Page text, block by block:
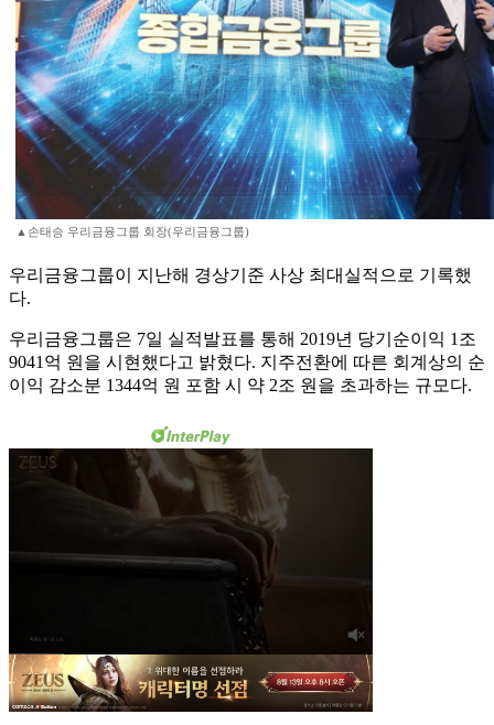
▲손태승 우리금융그룹 회장(우리금융그룹)
우리금융그룹이 지난해 경상기준 사상 최대실적으로 기록했
다.
우리금융그룹은 7일 실적발표를 통해 2019년 당기순이익 1조
9041억 원을 시현했다고 밝혔다. 지주전환에 따른 회계상의 순
이익 감소분 1344억 원 포함 시 약 2조 원을 초과하는 규모다.